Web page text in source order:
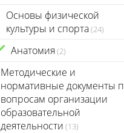
Основы физической
культуры и спорта(24)
Анатомия (2)
Методические и
нормативные документы
вопросам организации
образовательной
деятельности (13)